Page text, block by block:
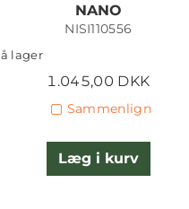
NANO
NISI110556
lager
1.045,00 DKK
Sammenlign
Læg i kurv